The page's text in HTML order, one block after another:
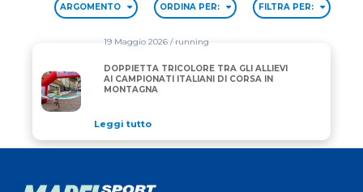
ARGOMENTO ORDINA PER: FILTRA PER:
DOPPIETTA TRICOLORE TRA GLI ALLIEVI AI
19 Maggio 2026 / running
DOPPIETTA TRICOLORE TRA GLI ALLIEVI
AI CAMPIONATI ITALIANI DI CORSA IN
MONTAGNA
Leggi tutto